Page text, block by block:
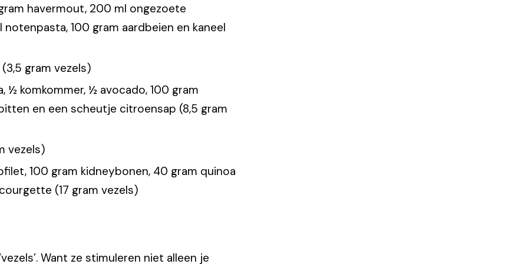
havermout, 200 ml ongezoete
notenpasta, 100 gram aardbeien en kaneel
gram vezels)
½ komkommer, ½ avocado, 100 gram
en een scheutje citroensap (8,5 gram
vezels)
100 gram kidneybonen, 40 gram quinoa
(17 gram vezels)
Want ze stimuleren niet alleen je